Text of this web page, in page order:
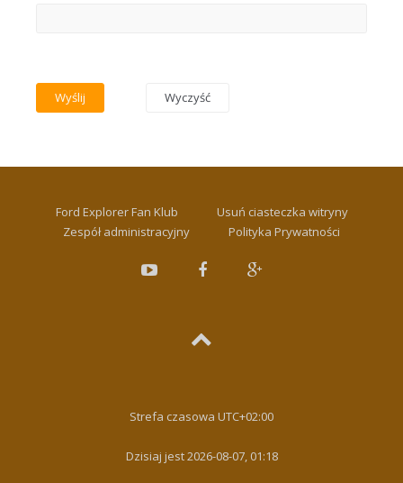
Ford Explorer Fan Klub
Usuń ciasteczka witryny
Zespół administracyjny
Polityka Prywatności
Strefa czasowa UTC+02:00
Dzisiaj jest 2026-08-07, 01:18